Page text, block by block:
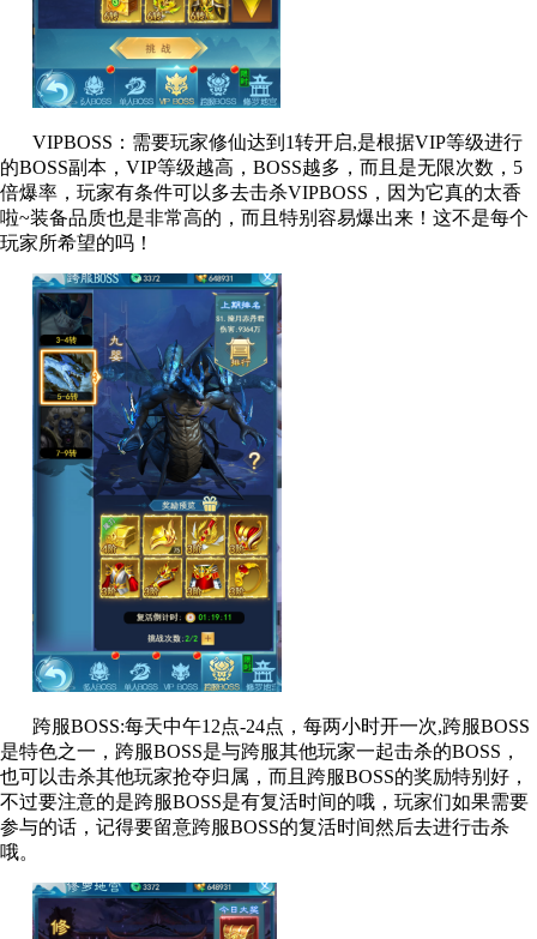
VIPBOSS：需要玩家修仙达到1转开启,是根据VIP等级进行
的BOSS副本，VIP等级越高，BOSS越多，而且是无限次数，5
倍爆率，玩家有条件可以多去击杀VIPBOSS，因为它真的太香
啦~装备品质也是非常高的，而且特别容易爆出来！这不是每个
玩家所希望的吗！
跨服BOSS:每天中午12点-24点，每两小时开一次,跨服BOSS
是特色之一，跨服BOSS是与跨服其他玩家一起击杀的BOSS，
也可以击杀其他玩家抢夺归属，而且跨服BOSS的奖励特别好，
不过要注意的是跨服BOSS是有复活时间的哦，玩家们如果需要
参与的话，记得要留意跨服BOSS的复活时间然后去进行击杀
哦。